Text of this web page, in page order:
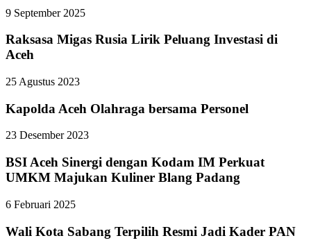
9 September 2025
Raksasa Migas Rusia Lirik Peluang Investasi di
Aceh
25 Agustus 2023
Kapolda Aceh Olahraga bersama Personel
23 Desember 2023
BSI Aceh Sinergi dengan Kodam IM Perkuat
UMKM Majukan Kuliner Blang Padang
6 Februari 2025
Wali Kota Sabang Terpilih Resmi Jadi Kader PAN